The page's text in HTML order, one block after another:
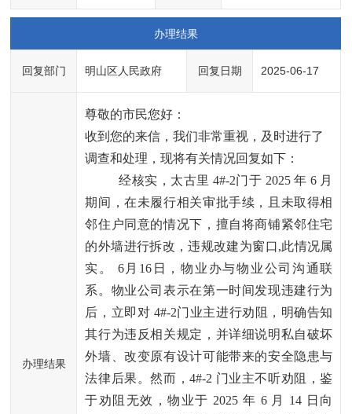
办理结果
回复部门 明山区人民政府 回复日期 2025-06-17
办理结果
尊敬的市民您好：
收到您的来信，我们非常重视，及时进行了
调查和处理，现将有关情况回复如下：
经核实，太古里 4#-2门于 2025 年 6 月
期间，在未履行相关审批手续，且未取得相
邻住户同意的情况下，擅自将商铺紧邻住宅
的外墙进行拆改，违规改建为窗口,此情况属
实。 6月16日，物业办与物业公司沟通联
系。物业公司表示在第一时间发现违建行为
后，立即对 4#-2门业主进行劝阻，明确告知
其行为违反相关规定，并详细说明私自破坏
外墙、改变原有设计可能带来的安全隐患与
法律后果。然而，4#-2 门业主不听劝阻，鉴
于劝阻无效，物业于 2025 年 6 月 14 日向